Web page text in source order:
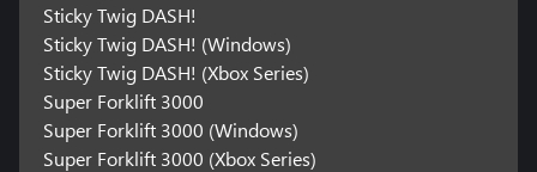
Sticky Twig DASH!
Sticky Twig DASH! (Windows)
Sticky Twig DASH! (Xbox Series)
Super Forklift 3000
Super Forklift 3000 (Windows)
Super Forklift 3000 (Xbox Series)